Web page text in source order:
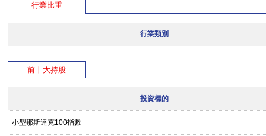
行業比重
行業類別
前十大持股
投資標的
小型那斯達克100指數